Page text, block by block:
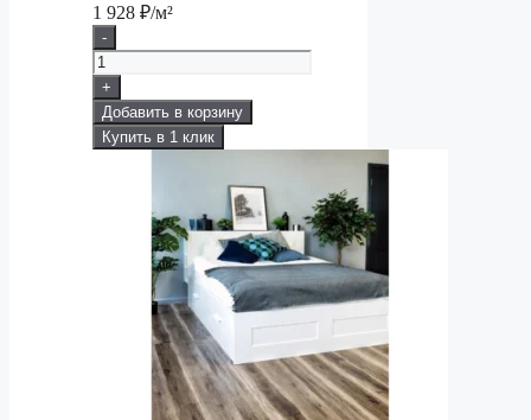
1 928 ₽/м²
-
+
Добавить в корзину
Купить в 1 клик